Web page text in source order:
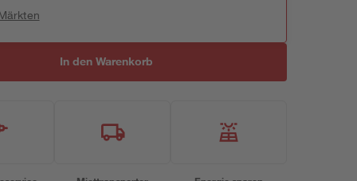
In den Warenkorb